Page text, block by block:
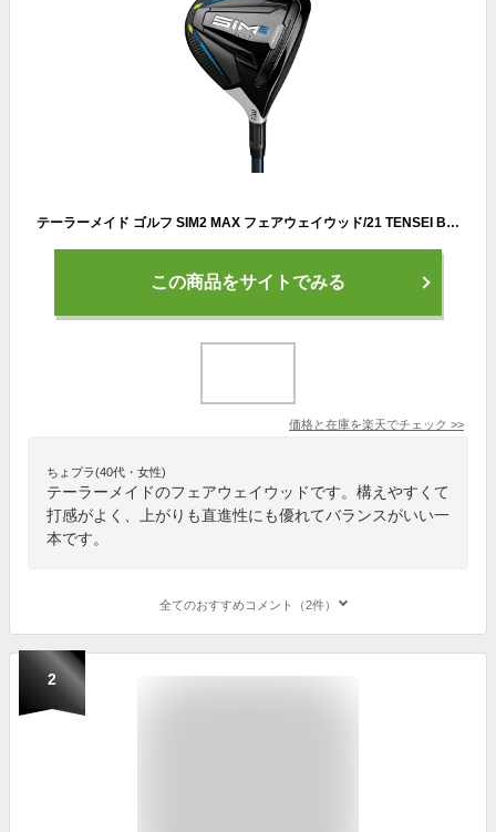
テーラーメイド ゴルフ SIM2 MAX フェアウェイウッド/21 TENSEI BLUE TM50
この商品をサイトでみる
価格と在庫を楽天でチェック >>
ちょプラ(40代・女性)
テーラーメイドのフェアウェイウッドです。構えやすくて
打感がよく、上がりも直進性にも優れてバランスがいい一
本です。
全てのおすすめコメント（2件）
2